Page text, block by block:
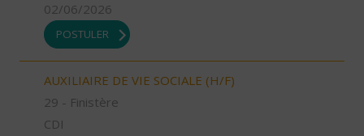
02/06/2026
POSTULER
AUXILIAIRE DE VIE SOCIALE (H/F)
29 - Finistère
CDI